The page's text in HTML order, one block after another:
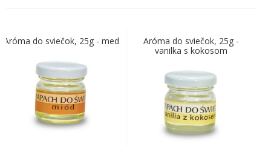
Aróma do sviečok, 25g - med
Aróma do sviečok, 25g -
vanilka s kokosom